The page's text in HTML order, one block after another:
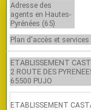
Adresse des
agents en Hautes-
Pyrénées (65)
Plan d'accès et services
ETABLISSEMENT
2 ROUTE DES
65500 PUJO
ETABLISSEMENT